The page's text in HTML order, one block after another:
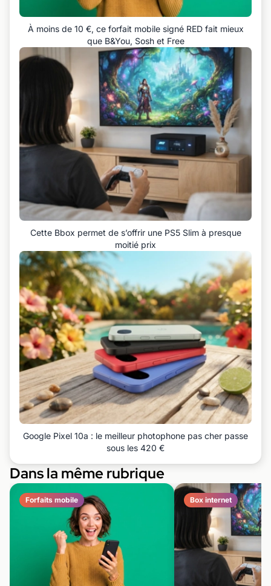
À moins de 10 €, ce forfait mobile signé RED fait mieux
que B&You, Sosh et Free
Cette Bbox permet de s’offrir une PS5 Slim à presque
moitié prix
Google Pixel 10a : le meilleur photophone pas cher passe
sous les 420 €
Dans la même rubrique
Forfaits mobile Box internet